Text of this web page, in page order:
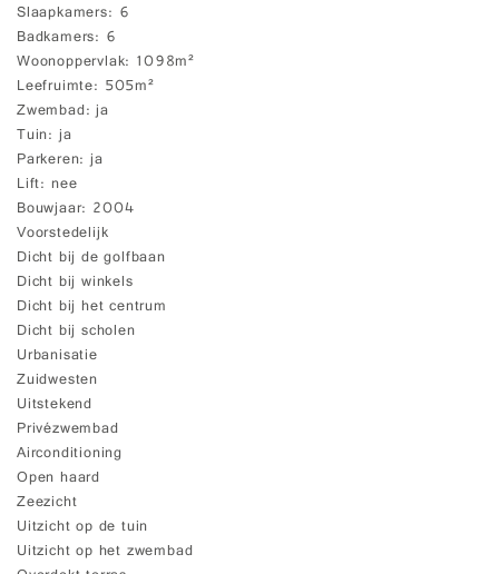
Slaapkamers 6
Badkamers 6
Woonoppervlak 1098m²
Leefruimte 505m²
Zwembad ja
Tuin ja
Parkeren ja
Lift nee
Bouwjaar 2004
Voorstedelijk
Dicht bij de golfbaan
Dicht bij winkels
Dicht bij het centrum
Dicht bij scholen
Urbanisatie
Zuidwesten
Uitstekend
Privézwembad
Airconditioning
Open haard
Zeezicht
Uitzicht op de tuin
Uitzicht op het zwembad